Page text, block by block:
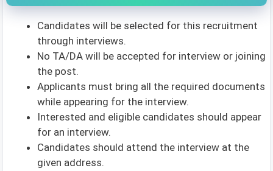
Candidates will be selected for this recruitment
through interviews.
No TA/DA will be accepted for interview or joining
the post.
Applicants must bring all the required documents
while appearing for the interview.
Interested and eligible candidates should appear
for an interview.
Candidates should attend the interview at the
given address.